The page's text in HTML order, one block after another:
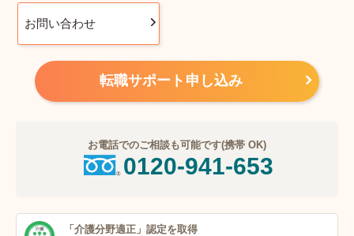
お問い合わせ
転職サポート申し込み
お電話でのご相談も可能です(携帯 OK)
0120-941-653
「介護分野適正」 認定を取得